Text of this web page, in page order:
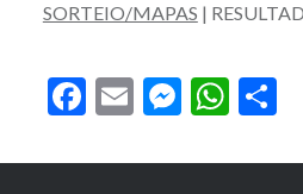
SORTEIO/MAPAS |
Facebook
Email